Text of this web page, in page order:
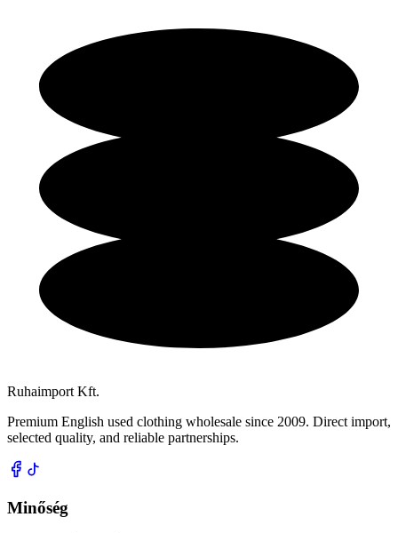
Ruhaimport Kft.
Premium English used clothing wholesale since 2009. Direct import,
selected quality, and reliable partnerships.
Minőség